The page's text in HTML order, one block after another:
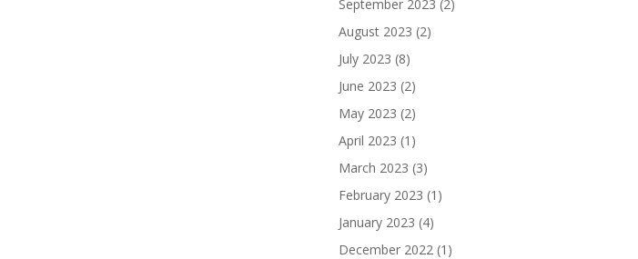
September 2023 (2)
August 2023 (2)
July 2023 (8)
June 2023 (2)
May 2023 (2)
April 2023 (1)
March 2023 (3)
February 2023 (1)
January 2023 (4)
December 2022 (1)